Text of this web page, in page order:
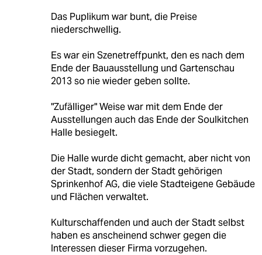
Das Puplikum war bunt, die Preise
niederschwellig.
Es war ein Szenetreffpunkt, den es nach dem
Ende der Bauausstellung und Gartenschau
2013 so nie wieder geben sollte.
"Zufälliger" Weise war mit dem Ende der
Ausstellungen auch das Ende der Soulkitchen
Halle besiegelt.
Die Halle wurde dicht gemacht, aber nicht von
der Stadt, sondern der Stadt gehörigen
Sprinkenhof AG, die viele Stadteigene Gebäude
und Flächen verwaltet.
Kulturschaffenden und auch der Stadt selbst
haben es anscheinend schwer gegen die
Interessen dieser Firma vorzugehen.